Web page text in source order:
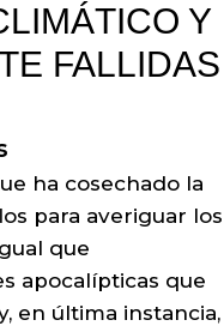
Y
FALLIDAS
ha cosechado la
para averiguar los
que
apocalípticas que
en última instancia,